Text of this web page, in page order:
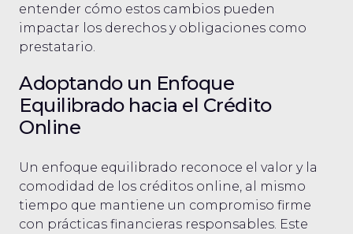
entender cómo estos cambios pueden
impactar los derechos y obligaciones como
prestatario.
Adoptando un Enfoque
Equilibrado hacia el Crédito
Online
Un enfoque equilibrado reconoce el valor y la
comodidad de los créditos online, al mismo
tiempo que mantiene un compromiso firme
con prácticas financieras responsables. Este